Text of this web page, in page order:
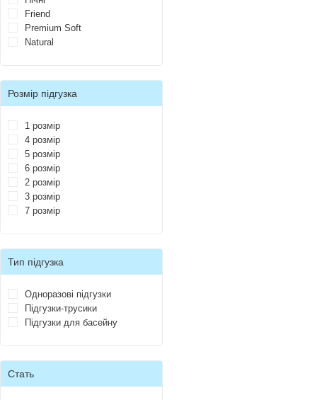
Friend
Premium Soft
Natural
Розмір підгузка
1 розмір
4 розмір
5 розмір
6 розмір
2 розмір
3 розмір
7 розмір
Тип підгузка
Одноразові підгузки
Підгузки-трусики
Підгузки для басейну
Стать